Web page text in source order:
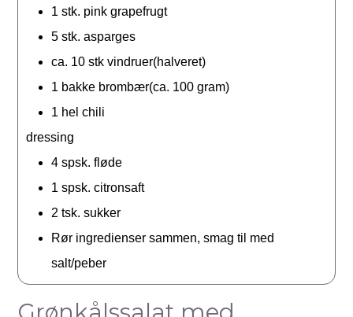
1 stk. pink grapefrugt
5stk. asparges
ca. 10 stk vindruer(halveret)
1 bakke brombær(ca. 100 gram)
1 hel chili
dressing
4 spsk. fløde
1 spsk. citronsaft
2 tsk. sukker
Rør ingredienser sammen, smag til med
salt/peber